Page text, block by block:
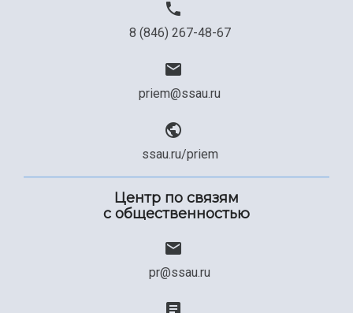
8 (846) 267-48-67
priem@ssau.ru
ssau.ru/priem
Центр по связям
с общественностью
pr@ssau.ru